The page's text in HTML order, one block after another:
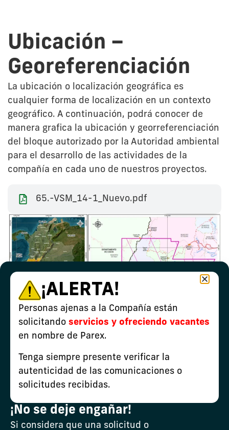
Ubicación –
Georeferenciación
La ubicación o localización geográfica es
cualquier forma de localización en un contexto
geográfico. A continuación, podrá conocer de
manera grafica la ubicación y georreferenciación
del bloque autorizado por la Autoridad ambiental
para el desarrollo de las actividades de la
compañía en cada uno de nuestros proyectos.
65.-VSM_14-1_Nuevo.pdf
¡ALERTA!
Personas ajenas a la Compañía están
solicitando servicios y ofreciendo vacantes
en nombre de Parex.
Tenga siempre presente verificar la
autenticidad de las comunicaciones o
solicitudes recibidas.
¡No se deje engañar!
Si considera que una solicitud o